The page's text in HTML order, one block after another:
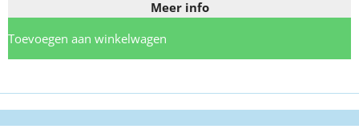
Meer info
Toevoegen aan winkelwagen